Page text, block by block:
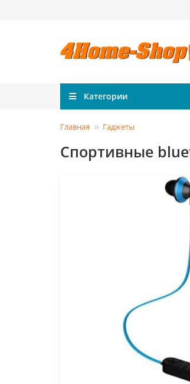
Категории
Главная Гаджеты
Спортивные